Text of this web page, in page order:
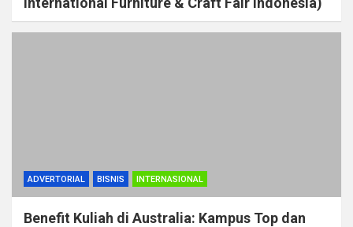
ADVERTORIAL BISNIS INTERNASIONAL
Benefit Kuliah di Australia: Kampus Top dan